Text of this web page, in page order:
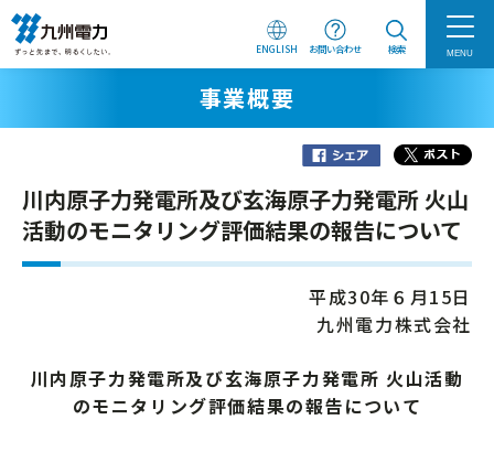
ENGLISH お問い合わせ 検索 MENU
事業概要
川内原子力発電所及び玄海原子力発電所 火山
活動のモニタリング評価結果の報告について
平成30年６月15日
九州電力株式会社
川内原子力発電所及び玄海原子力発電所 火山活動
のモニタリング評価結果の報告について